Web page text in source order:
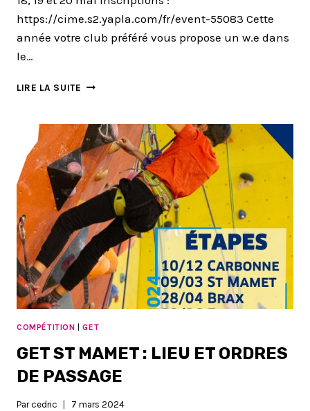
https://cime.s2.yapla.com/fr/event-55083 Cette
année votre club préféré vous propose un w.e dans
le…
LIRE LA SUITE WEEK-
DE
PENTECÔTE
COMPÉTITION |GET
GET ST MAMET : LIEU ET ORDRES
DE PASSAGE
Par cedric 7 mars 2024